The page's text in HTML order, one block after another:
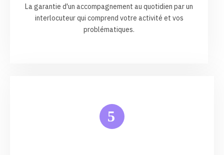
La garantie d'un accompagnement au quotidien par un
interlocuteur qui comprend votre activité et vos
problématiques.
5